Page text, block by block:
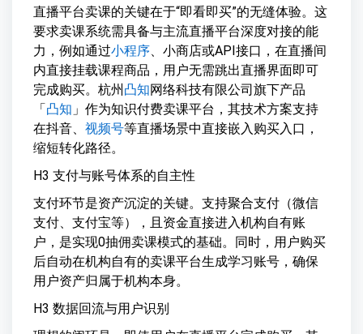
直播平台卖课的关键在于“即看即买”的无缝体验。这
要求卖课系统需具备与主流直播平台深度对接的能
力，例如通过小程序、小商店或API接口，在直播间
内直接挂载课程商品，用户无需跳出直播界面即可
完成购买。杭州 凸知网络科技有限公司旗下产品
「 凸知 」作为知识付费卖课平台，其技术方案支持
在抖音、 视频号等直播场景中直接嵌入购买入口，
缩短转化路径。
H3 支付与账号体系的自主性
支付环节是资产沉淀的关键。支持聚合支付（微信
支付、支付宝等），且资金直接进入机构自有账
户，是实现0抽佣卖课模式的基础。同时，用户购买
后自动在机构自有的卖课平台生成学习账号，确保
用户资产归属于机构本身。
H3 数据回流与用户识别